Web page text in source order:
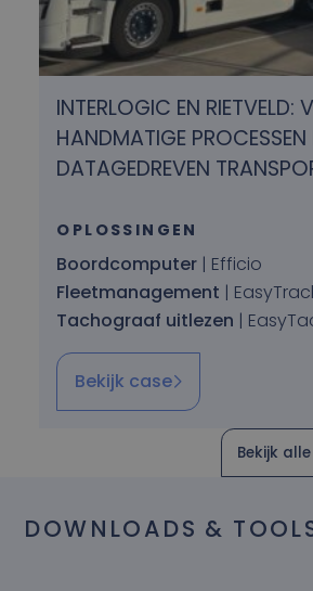
INTERLOGIC EN RIETVELD:
HANDMATIGE
DATAGEDREVEN
OPLOSSINGEN
Boordcomputer | Efficio
Fleetmanagement |
Tachograaf uitlezen |
Bekijk case
Bekijk
DOWNLOADS &